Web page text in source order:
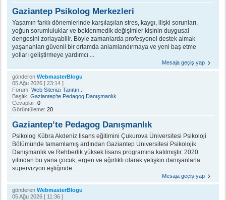
Gaziantep Psikolog Merkezleri
Yaşamın farklı dönemlerinde karşılaşılan stres, kaygı, ilişki sorunları,
yoğun sorumluluklar ve beklenmedik değişimler kişinin duygusal
dengesini zorlayabilir. Böyle zamanlarda profesyonel destek almak
yaşananları güvenli bir ortamda anlamlandırmaya ve yeni baş etme
yolları geliştirmeye yardımcı ...
Mesaja geçiş yap
gönderen WebmasterBlogu
05 Ağu 2026 [ 23:14 ]
Forum: Web Sitenizi Tanıtın..!
Başlık: Gaziantep’te Pedagog Danışmanlık
Cevaplar: 0
Görüntüleme: 20
Gaziantep’te Pedagog Danışmanlık
Psikolog Kübra Akdeniz lisans eğitimini Çukurova Üniversitesi Psikoloji
Bölümünde tamamlamış ardından Gaziantep Üniversitesi Psikolojik
Danışmanlık ve Rehberlik yüksek lisans programına katılmıştır. 2020
yılından bu yana çocuk, ergen ve ağırlıklı olarak yetişkin danışanlarla
süpervizyon eşliğinde ...
Mesaja geçiş yap
gönderen WebmasterBlogu
05 Ağu 2026 [ 11:36 ]